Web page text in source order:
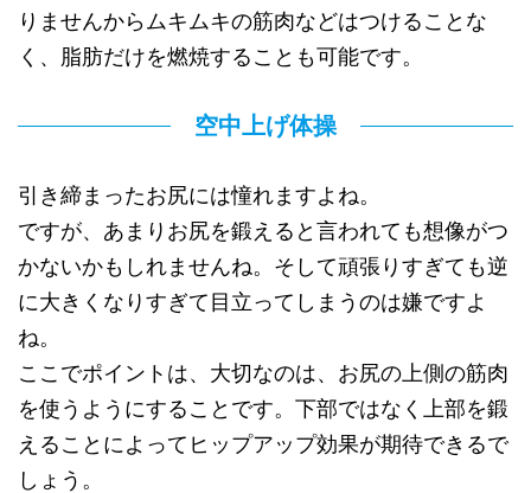
りませんからムキムキの筋肉などはつけることな
く、脂肪だけを燃焼することも可能です。
空中上げ体操
引き締まったお尻には憧れますよね。
ですが、あまりお尻を鍛えると言われても想像がつ
かないかもしれませんね。そして頑張りすぎても逆
に大きくなりすぎて目立ってしまうのは嫌ですよ
ね。
ここでポイントは、大切なのは、お尻の上側の筋肉
を使うようにすることです。下部ではなく上部を鍛
えることによってヒップアップ効果が期待できるで
しょう。